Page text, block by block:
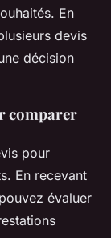
En
devis
décision
comparer
pour
En recevant
évaluer